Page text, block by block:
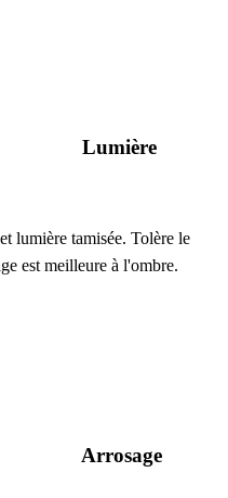
Lumière
lumière tamisée. Tolère le
est meilleure à l'ombre.
Arrosage